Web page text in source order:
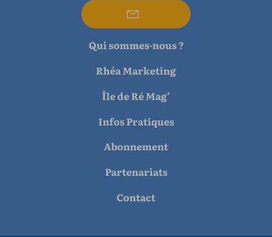
Qui sommes-nous ?
Rhéa Marketing
Île de Ré Mag’
Infos Pratiques
Abonnement
Partenariats
Contact